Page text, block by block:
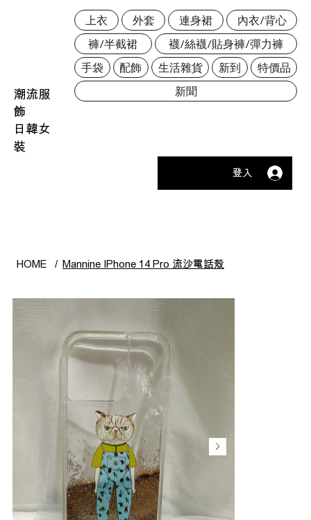
潮流服
飾
日韓女
裝
上衣 外套 連身裙
內衣/背心
褲/半截裙
襪/絲襪/貼身褲/彈力褲
手袋
配飾 生活雜貨 新到
特價品
新聞
登入
HOME / Mannine IPhone 14 Pro 流沙電話殼